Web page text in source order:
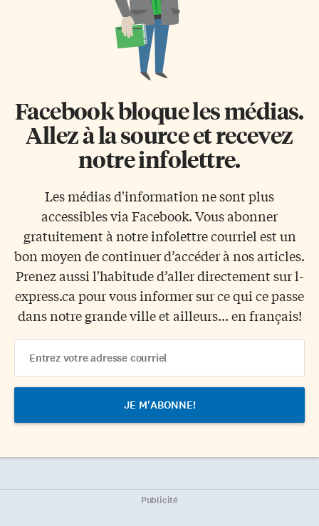
Facebook bloque les médias.
Allez à la source et recevez
notre infolettre.
Les médias d'information ne sont plus
accessibles via Facebook. Vous abonner
gratuitement à notre infolettre courriel est un
bon moyen de continuer d’accéder à nos articles.
Prenez aussi l'habitude d’aller directement sur l-
express.ca pour vous informer sur ce qui ce passe
dans notre grande ville et ailleurs... en français!
Address
Publicité